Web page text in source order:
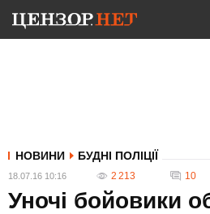
НОВИНИ БУДНІ ПОЛІЦІЇ
18.07.16 10:16 2 213 10
Уночі бойовики